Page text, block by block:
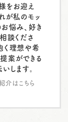
をお迎え
が私のモッ
悩み、好き
談くださ
く理想や希
案ができる
します。
介はこちら